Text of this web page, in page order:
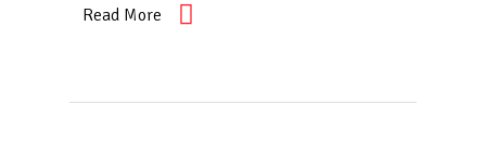
Read More